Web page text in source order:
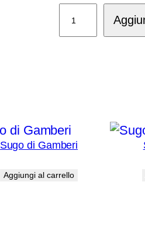
Sugo di Gamberi
Aggiungi al carrello